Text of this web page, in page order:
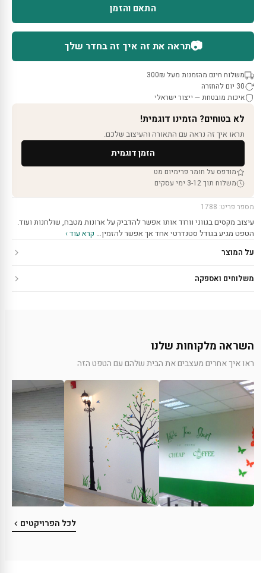
התאם והזמן
📷תראה את זה איך זה בחדר שלך
משלוח חינם מהזמנות מעל 300₪
30 יום להחזרה
איכות מובטחת — ייצור ישראלי
לא בטוחים? הזמינו דוגמית!
תראו איך זה נראה עם התאורה והעיצוב שלכם.
הזמן דוגמית
מודפס על חומר פרימיום מט
משלוח תוך 3-12 ימי עסקים
מספר פריט: 1788
עיצוב מקסים בגווני וורוד אותו אפשר להדביק על ארונות מטבח, שולחנות ועוד.
הטפט מגיע בגודל סטנדרטי אחד אך אפשר להזמין… קרא עוד ›
על המוצר
משלוחים ואספקה
השראה מלקוחות שלנו
ראו איך אחרים מעצבים את הבית שלהם עם הטפט הזה
לכל הפרויקטים